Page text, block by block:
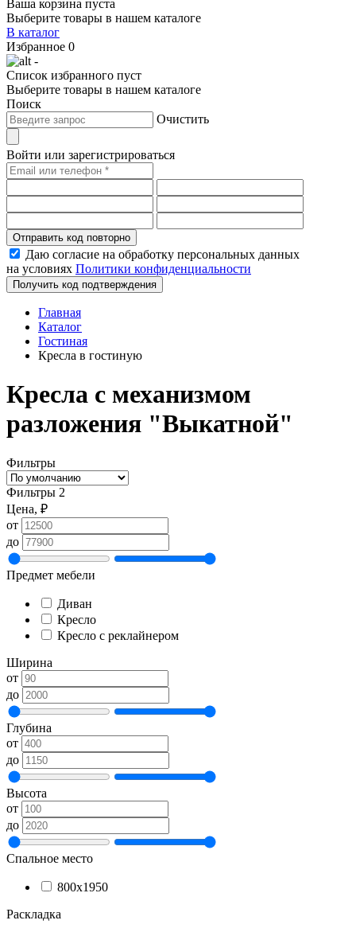
Ваша корзина пуста
Выберите товары в нашем каталоге
В каталог
Избранное 0
-
Список избранного пуст
Выберите товары в нашем каталоге
Поиск
Очистить
Войти или зарегистрироваться
Отправить код повторно
Даю согласие на обработку персональных данных
на условиях Политики конфиденциальности
Получить код подтверждения
Главная
Каталог
Гостиная
Кресла в гостиную
Кресла с механизмом
разложения "Выкатной"
Фильтры
Фильтры 2
Цена, ₽
от
до
Предмет мебели
Диван
Кресло
Кресло с реклайнером
Ширина
от
до
Глубина
от
до
Высота
от
до
Спальное место
800х1950
Раскладка